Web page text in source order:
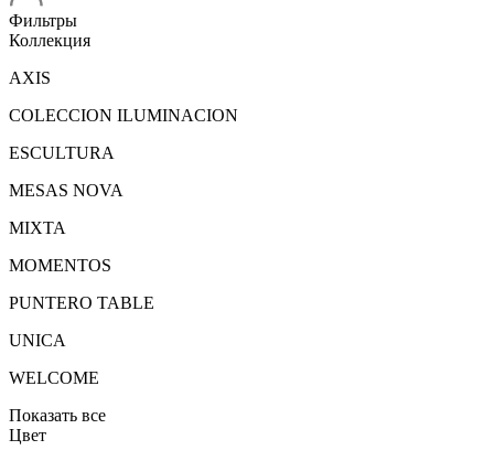
Фильтры
Коллекция
AXIS
COLECCION ILUMINACION
ESCULTURA
MESAS NOVA
MIXTA
MOMENTOS
PUNTERO TABLE
UNICA
WELCOME
Показать все
Цвет